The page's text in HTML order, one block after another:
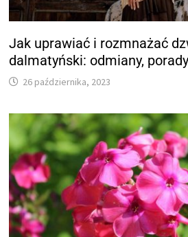
Jak uprawiać i rozmnażać
dalmatyński: odmiany,
26 października, 2023